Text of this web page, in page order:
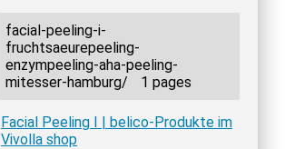
facial-peeling-i-
fruchtsaeurepeeling-
enzympeeling-aha-peeling-
mitesser-hamburg/
1 pages
Facial Peeling I | belico-Produkte im
Vivolla shop